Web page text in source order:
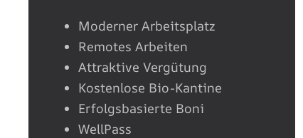
Moderner Arbeitsplatz
Remotes Arbeiten
Attraktive Vergütung
Kostenlose Bio-Kantine
Erfolgsbasierte Boni
WellPass